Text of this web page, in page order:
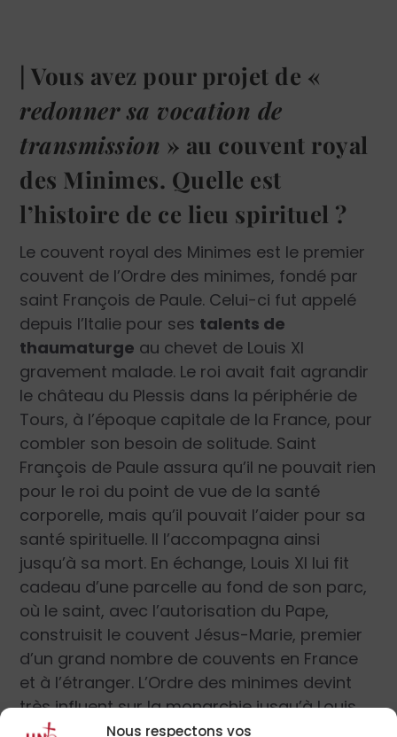
Nous respectons vos
| Vous avez pour projet de «
redonner sa vocation de
transmission » au couvent royal
des Minimes. Quelle est
l’histoire de ce lieu spirituel ?
Le couvent royal des Minimes est le premier
couvent de l’Ordre des minimes, fondé par
saint François de Paule. Celui-ci fut appelé
depuis l’Italie pour ses talents de
thaumaturge au chevet de Louis XI
gravement malade. Le roi avait fait agrandir
le château du Plessis dans la périphérie de
Tours, à l’époque capitale de la France, pour
combler son besoin de solitude. Saint
François de Paule assura qu’il ne pouvait rien
pour le roi du point de vue de la santé
corporelle, mais qu’il pouvait l’aider pour sa
santé spirituelle. Il l’accompagna ainsi
jusqu’à sa mort. En échange, Louis XI lui fit
cadeau d’une parcelle au fond de son parc,
où le saint, avec l’autorisation du Pape,
construisit le couvent Jésus-Marie, premier
d’un grand nombre de couvents en France
et à l’étranger. L’Ordre des minimes devint
très influent sur la monarchie jusqu’à Louis
XIV, et le deuxième couvent financé par le roi